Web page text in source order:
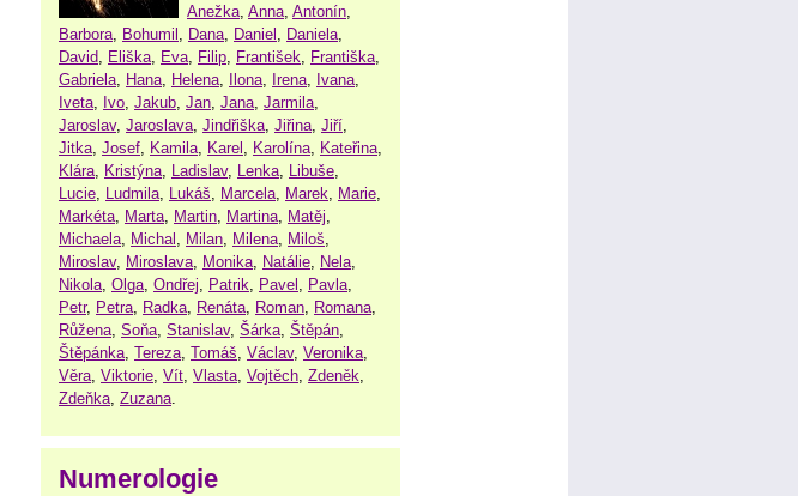
Anežka Anna Antonín
Barbora Bohumil Dana Daniel Daniela
David Eliška Eva Filip František Františka
Gabriela Hana Helena Ilona Irena Ivana
Iveta Ivo Jakub Jan Jana Jarmila
Jaroslav, Jaroslava Jindřiška Jiřina Jiří
Jitka Josef Kamila Karel Karolína Kateřina
Klára Kristýna Ladislav, Lenka Libuše
Lucie Ludmila Lukáš Marcela Marek Marie
Markéta Marta Martin Martina Matěj
Michaela Michal Milan Milena Miloš
Miroslav, Miroslava Monika Natálie Nela
Nikola Olga Ondřej Patrik Pavel Pavla
Petr, Petra Radka Renáta Roman Romana
Růžena Soňa Stanislav, Šárka Štěpán
Štěpánka Tereza Tomáš Václav, Veronika
Věra Viktorie Vít Vlasta Vojtěch Zdeněk
Zdeňka Zuzana
Numerologie